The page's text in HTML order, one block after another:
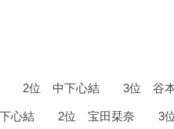
位 中下心結 3位 谷本義
心結 2位 宝田栞奈 3位